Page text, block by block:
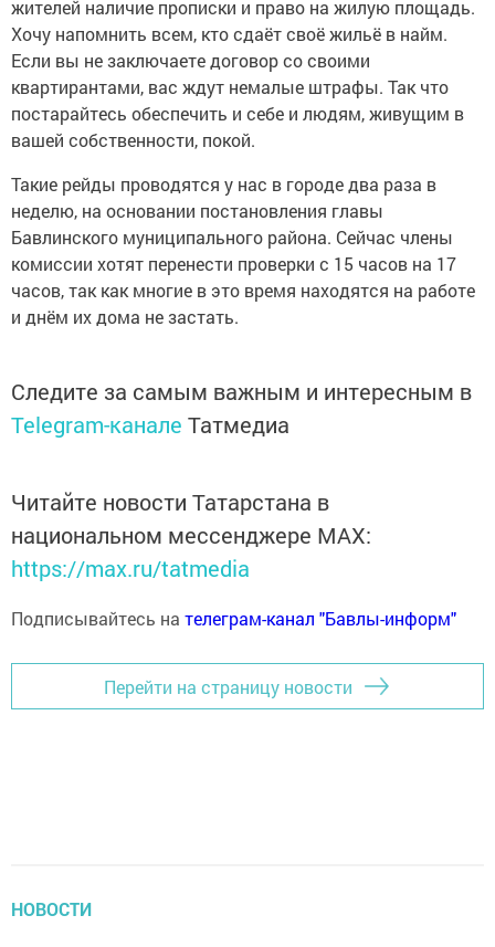
жителей наличие прописки и право на жилую площадь.
Хочу напомнить всем, кто сдаёт своё жильё в найм.
Если вы не заключаете договор со своими
квартирантами, вас ждут немалые штрафы. Так что
постарайтесь обеспечить и себе и людям, живущим в
вашей собственности, покой.
Такие рейды проводятся у нас в городе два раза в
неделю, на основании постановления главы
Бавлинского муниципального района. Сейчас члены
комиссии хотят перенести проверки с 15 часов на 17
часов, так как многие в это время находятся на работе
и днём их дома не застать.
Следите за самым важным и интересным в
Telegram-канале Татмедиа
Читайте новости Татарстана в
национальном мессенджере MАХ:
https://max.ru/tatmedia
Подписывайтесь на телеграм-канал "Бавлы-информ"
Перейти на страницу новости
НОВОСТИ